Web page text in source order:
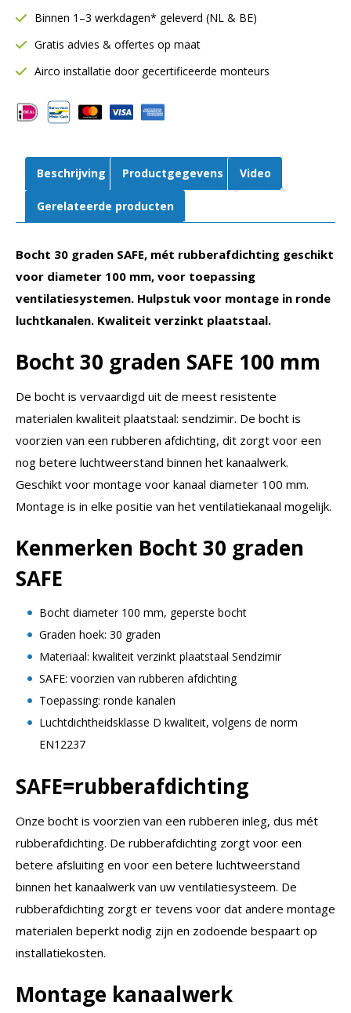
SAFE
Ø100
mm
Rubberafdichting
aantal
Binnen 1–3 werkdagen* geleverd (NL & BE)
Gratis advies & offertes op maat
Airco installatie door gecertificeerde monteurs
Beschrijving Productgegevens Video
Gerelateerde producten
Bocht 30 graden SAFE, mét rubberafdichting geschikt
voor diameter 100 mm, voor toepassing
ventilatiesystemen. Hulpstuk voor montage in ronde
luchtkanalen. Kwaliteit verzinkt plaatstaal.
Bocht 30 graden SAFE 100 mm
De bocht is vervaardigd uit de meest resistente
materialen kwaliteit plaatstaal: sendzimir. De bocht is
voorzien van een rubberen afdichting, dit zorgt voor een
nog betere luchtweerstand binnen het kanaalwerk.
Geschikt voor montage voor kanaal diameter 100 mm.
Montage is in elke positie van het ventilatiekanaal mogelijk.
Kenmerken Bocht 30 graden
SAFE
Bocht diameter 100 mm, geperste bocht
Graden hoek: 30 graden
Materiaal: kwaliteit verzinkt plaatstaal Sendzimir
SAFE: voorzien van rubberen afdichting
Toepassing: ronde kanalen
Luchtdichtheidsklasse D kwaliteit, volgens de norm
EN12237
SAFE=rubberafdichting
Onze bocht is voorzien van een rubberen inleg, dus mét
rubberafdichting. De rubberafdichting zorgt voor een
betere afsluiting en voor een betere luchtweerstand
binnen het kanaalwerk van uw ventilatiesysteem. De
rubberafdichting zorgt er tevens voor dat andere montage
materialen beperkt nodig zijn en zodoende bespaart op
installatiekosten.
Montage kanaalwerk